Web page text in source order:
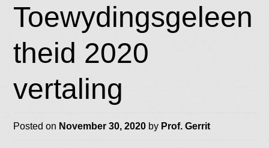
contentToewydingsgeleen
theid 2020
vertaling
Posted on November 30, 2020 by Prof. Gerrit